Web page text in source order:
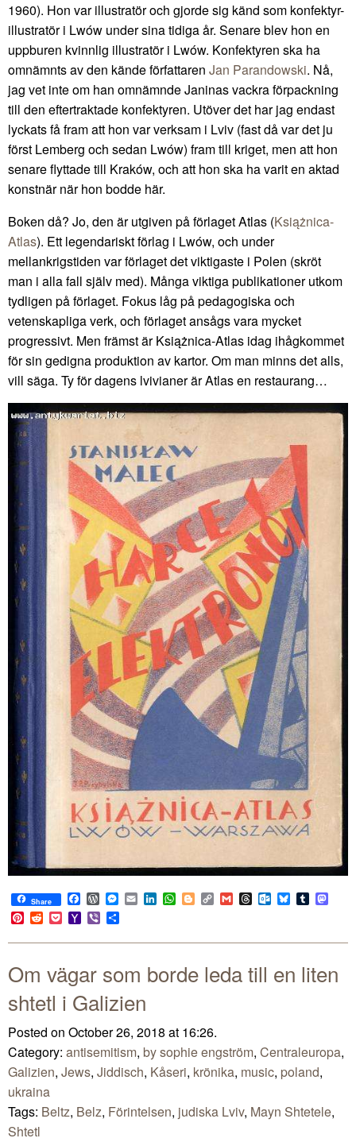
1960). Hon var illustratör och gjorde sig känd som konfektyr-
illustratör i Lwów under sina tidiga år. Senare blev hon en
uppburen kvinnlig illustratör i Lwów. Konfektyren ska ha
omnämnts av den kände författaren Jan Parandowski. Nå,
jag vet inte om han omnämnde Janinas vackra förpackning
till den eftertraktade konfektyren. Utöver det har jag endast
lyckats få fram att hon var verksam i Lviv (fast då var det ju
först Lemberg och sedan Lwów) fram till kriget, men att hon
senare flyttade till Kraków, och att hon ska ha varit en aktad
konstnär när hon bodde här.
Boken då? Jo, den är utgiven på förlaget Atlas (Książnica-
Atlas). Ett legendariskt förlag i Lwów, och under
mellankrigstiden var förlaget det viktigaste i Polen (skröt
man i alla fall själv med). Många viktiga publikationer utkom
tydligen på förlaget. Fokus låg på pedagogiska och
vetenskapliga verk, och förlaget ansågs vara mycket
progressivt. Men främst är Książnica-Atlas idag ihågkommet
för sin gedigna produktion av kartor. Om man minns det alls,
vill säga. Ty för dagens lvivianer är Atlas en restaurang…
Share Facebook
WordPress
Messenger
EmailLinkedIn
WhatsApp
BloggerCopy
Link
GmailThreadsOutlook.com
BlueskyTumblr
Pinterest
RedditPocketYahoo
Mail
Viber
Om vägar som borde leda till en liten
shtetl i Galizien
Posted on October 26, 2018 at 16:26.
Category: antisemitism, by sophie engström, Centraleuropa,
Galizien, Jews, Jiddisch, Kåseri, krönika, music, poland,
ukraina
Tags: Beltz, Belz, Förintelsen, judiska Lviv, Mayn Shtetele,
Shtetl